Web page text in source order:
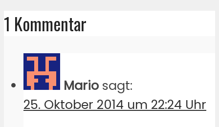
1 Kommentar
Mario sagt:
25. Oktober 2014 um 22:24 Uhr